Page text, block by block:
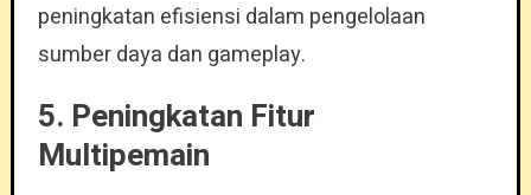
peningkatan efisiensi dalam pengelolaan
sumber daya dan gameplay.
5. Peningkatan Fitur
Multipemain